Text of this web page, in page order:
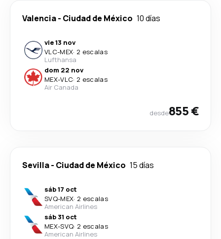
Valencia- Ciudad de México 10 días
vie 13 nov
VLC-MEX· 2 escalas
Lufthansa
dom 22 nov
MEX-VLC· 2 escalas
Air Canada
desde855 €
Sevilla- Ciudad de México 15 días
sáb 17 oct
SVQ-MEX· 2 escalas
American Airlines
sáb 31 oct
MEX-SVQ· 2 escalas
American Airlines